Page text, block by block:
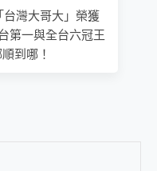
灣大哥大」榮獲
第一與全台六冠王
到哪！